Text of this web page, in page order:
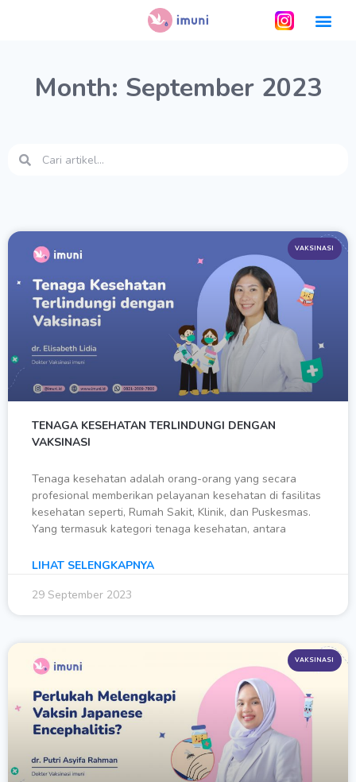
Month: September 2023
VAKSINASI
TENAGA KESEHATAN TERLINDUNGI DENGAN
VAKSINASI
Tenaga kesehatan adalah orang-orang yang secara
profesional memberikan pelayanan kesehatan di fasilitas
kesehatan seperti, Rumah Sakit, Klinik, dan Puskesmas.
Yang termasuk kategori tenaga kesehatan, antara
LIHAT SELENGKAPNYA
29 September 2023
VAKSINASI